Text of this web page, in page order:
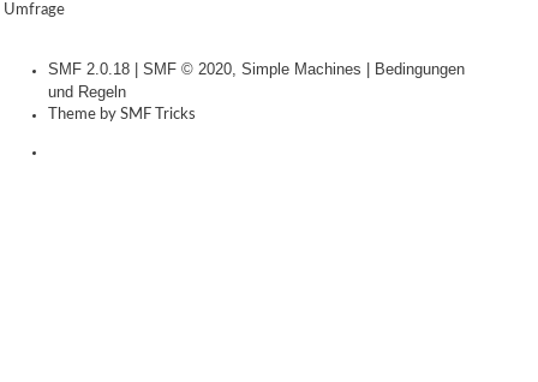
Umfrage
SMF 2.0.18 SMF © 2020 Simple Machines
Bedingungen
und Regeln
Theme by SMF Tricks